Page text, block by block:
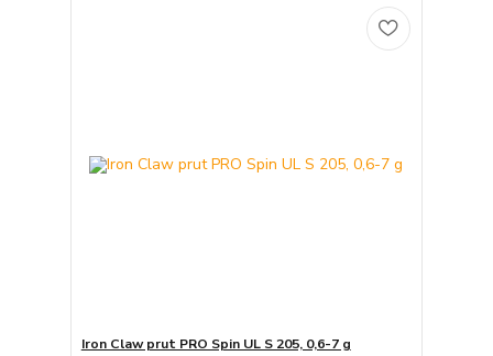
Iron Claw prut PRO Spin UL S 205, 0,6-7 g